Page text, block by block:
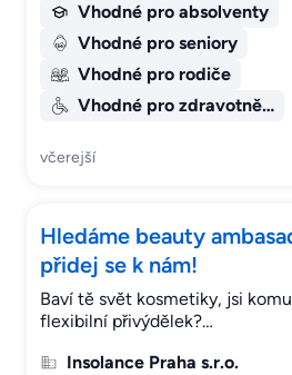
Vhodné pro absolventy
Vhodné pro seniory
Vhodné pro rodiče
Vhodné pro zdravotně…
včerejší
Hledáme beauty
přidej se k nám!
Baví tě svět kosmetiky, jsi
flexibilní přivýdělek?…
Insolance Praha s.r.o.